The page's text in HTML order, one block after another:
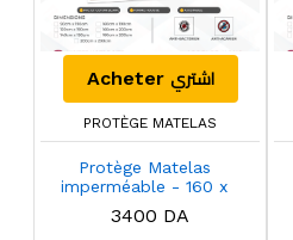
Acheter اشتري
PROTÈGE MATELAS
Protège Matelas
imperméable - 160 x
3400 DA